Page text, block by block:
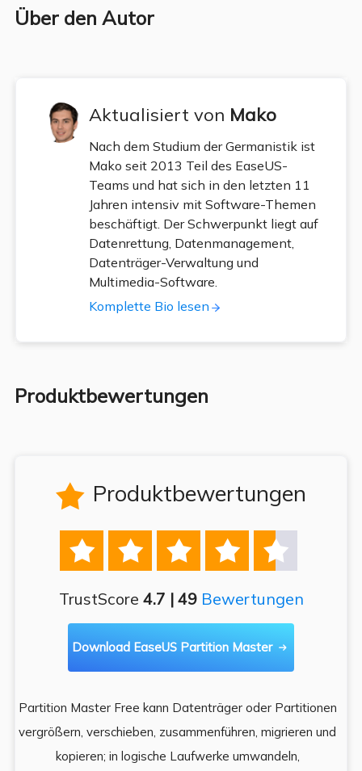
Über den Autor
Aktualisiert von Mako
Nach dem Studium der Germanistik ist
Mako seit 2013 Teil des EaseUS-
Teams und hat sich in den letzten 11
Jahren intensiv mit Software-Themen
beschäftigt. Der Schwerpunkt liegt auf
Datenrettung, Datenmanagement,
Datenträger-Verwaltung und
Multimedia-Software.
Komplette Bio lesen
Produktbewertungen
 Produktbewertungen
    
TrustScore 4.7 | 49 Bewertungen
Download EaseUS Partition Master 
Partition Master Free kann Datenträger oder Partitionen
vergrößern, verschieben, zusammenführen, migrieren und
kopieren; in logische Laufwerke umwandeln,